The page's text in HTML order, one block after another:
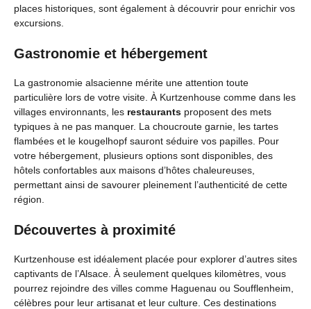
places historiques, sont également à découvrir pour enrichir vos
excursions.
Gastronomie et hébergement
La gastronomie alsacienne mérite une attention toute
particulière lors de votre visite. À Kurtzenhouse comme dans les
villages environnants, les restaurants proposent des mets
typiques à ne pas manquer. La choucroute garnie, les tartes
flambées et le kougelhopf sauront séduire vos papilles. Pour
votre hébergement, plusieurs options sont disponibles, des
hôtels confortables aux maisons d’hôtes chaleureuses,
permettant ainsi de savourer pleinement l’authenticité de cette
région.
Découvertes à proximité
Kurtzenhouse est idéalement placée pour explorer d’autres sites
captivants de l’Alsace. À seulement quelques kilomètres, vous
pourrez rejoindre des villes comme Haguenau ou Soufflenheim,
célèbres pour leur artisanat et leur culture. Ces destinations